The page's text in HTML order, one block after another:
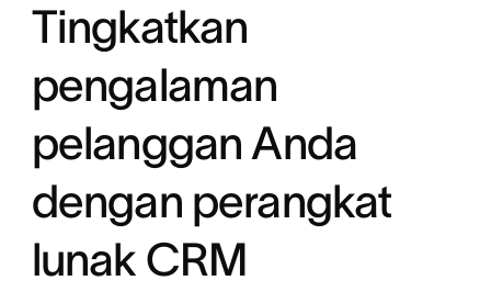
Tingkatkan
pengalaman
pelanggan Anda
dengan perangkat
lunak CRM